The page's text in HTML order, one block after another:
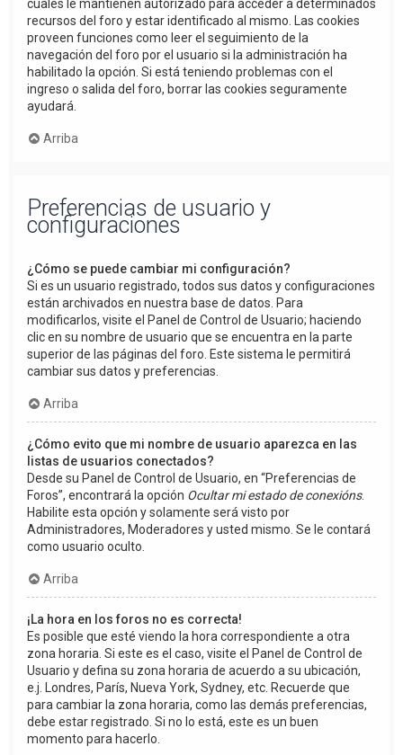
cuales le mantienen autorizado para acceder a determinados
recursos del foro y estar identificado al mismo. Las cookies
proveen funciones como leer el seguimiento de la
navegación del foro por el usuario si la administración ha
habilitado la opción. Si está teniendo problemas con el
ingreso o salida del foro, borrar las cookies seguramente
ayudará.
Arriba
Preferencias de usuario y
configuraciones
¿Cómo se puede cambiar mi configuración?
Si es un usuario registrado, todos sus datos y configuraciones
están archivados en nuestra base de datos. Para
modificarlos, visite el Panel de Control de Usuario; haciendo
clic en su nombre de usuario que se encuentra en la parte
superior de las páginas del foro. Este sistema le permitirá
cambiar sus datos y preferencias.
Arriba
¿Cómo evito que mi nombre de usuario aparezca en las
listas de usuarios conectados?
Desde su Panel de Control de Usuario, en “Preferencias de
Foros”, encontrará la opción Ocultar mi estado de conexións.
Habilite esta opción y solamente será visto por
Administradores, Moderadores y usted mismo. Se le contará
como usuario oculto.
Arriba
¡La hora en los foros no es correcta!
Es posible que esté viendo la hora correspondiente a otra
zona horaria. Si este es el caso, visite el Panel de Control de
Usuario y defina su zona horaria de acuerdo a su ubicación,
e.j. Londres, París, Nueva York, Sydney, etc. Recuerde que
para cambiar la zona horaria, como las demás preferencias,
debe estar registrado. Si no lo está, este es un buen
momento para hacerlo.